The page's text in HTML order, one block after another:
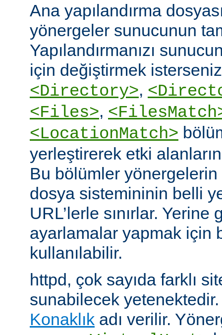
Ana yapılandırma
yönergeler sunucunun
Yapılandırmanızı
için değiştirmek
<Directory>,
<Files>,
<LocationMatch>
yerleştirerek etki
Bu bölümler yönergelerin
dosya sistemininin belli
URL’lerle sınırlar.
ayarlamalar yapmak için
kullanılabilir.
httpd, çok sayıda farklı
sunabilecek
Konaklık adı verilir.